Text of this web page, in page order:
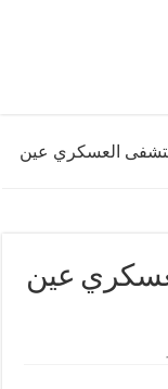
العسكري عين
عين